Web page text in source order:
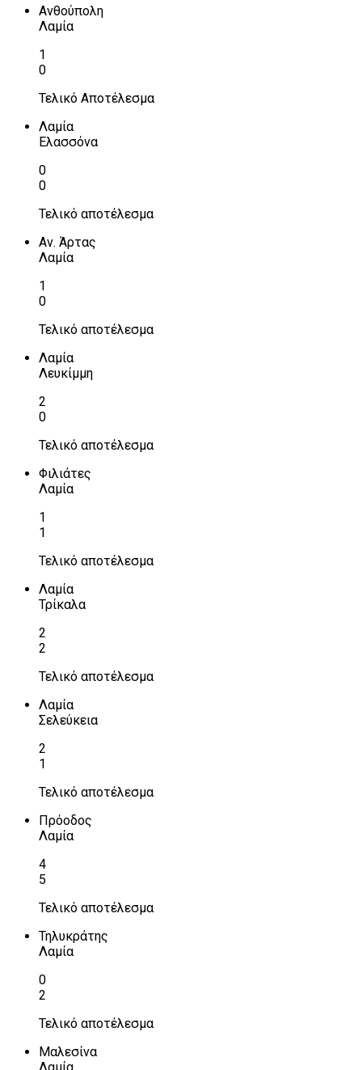
Ανθούπολη
Λαμία
1
0
Τελικό Αποτέλεσμα
Λαμία
Ελασσόνα
0
0
Τελικό αποτέλεσμα
Αν. Άρτας
Λαμία
1
0
Τελικό αποτέλεσμα
Λαμία
Λευκίμμη
2
0
Τελικό αποτέλεσμα
Φιλιάτες
Λαμία
1
1
Τελικό αποτέλεσμα
Λαμία
Τρίκαλα
2
2
Τελικό αποτέλεσμα
Λαμία
Σελεύκεια
2
1
Τελικό αποτέλεσμα
Πρόοδος
Λαμία
4
5
Τελικό αποτέλεσμα
Τηλυκράτης
Λαμία
0
2
Τελικό αποτέλεσμα
Μαλεσίνα